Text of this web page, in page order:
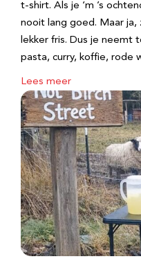
t-shirt. Als je ‘m ’s
nooit lang goed. Maar ja,
lekker fris. Dus je neemt
pasta, curry, koffie, rode
Lees meer